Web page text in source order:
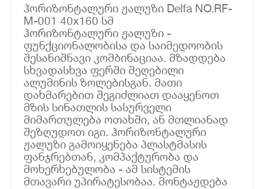
ჰორიზონტალური ჟალუზი Delfa NO.RF-
M-001 40x160 სმ
ჰორიზონტალური ჟალუზი -
ფუნქციონალობისა და საიმედოობის
შესანიშნავი კომბინაციაა. მზადდება
სხვადასხვა ფერში შეღებილი
ალუმინის ზოლებისგან. მათი
დახმარებით შეგიძლიათ დააყენოთ
მზის სინათლის სასურველი
მიმართულება ოთახში, ან მთლიანად
შეზღუდოთ იგი. ჰორიზონტალური
ჟალუზი გამოიყენება პლასტმასის
ფანჯრებთან, კომპაქტურობა და
მოხერხებულობა - ამ სისტემის
მთავარი უპირატესობაა. მონტაჟდება